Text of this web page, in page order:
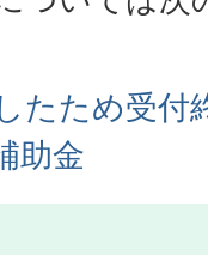
たため受
助金